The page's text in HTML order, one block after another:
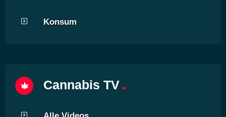
Konsum
Cannabis TV